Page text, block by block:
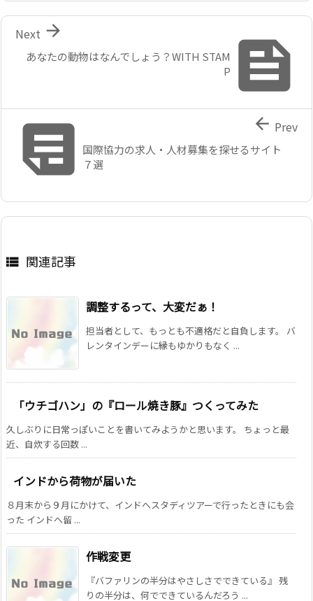

あなたの動物はなんでしょう？WITH STAM
P

Next
国際協力の求人・人材募集を探せるサイト
７選
 Prev
 関連記事
調整するって、大変だぁ！
担当者として、もっとも不適格だと自負します。 バ
レンタインデーに縁もゆかりもなく ...
「ウチゴハン」の『ロール焼き豚』つくってみた
久しぶりに日常っぽいことを書いてみようかと思います。 ちょっと最
近、自炊する回数 ...
インドから荷物が届いた
８月末から９月にかけて、インドへスタディツアーで行ったときにも会
った インドへ留 ...
作戦変更
『バファリンの半分はやさしさでできている』 残
りの半分は、何でできているんだろう ...